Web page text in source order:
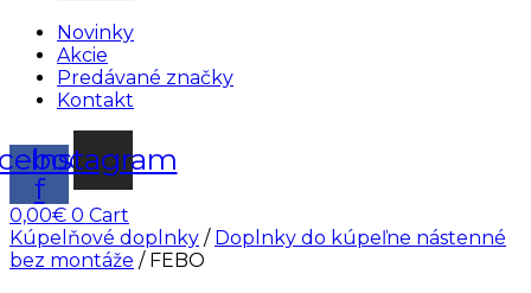
Novinky
Akcie
Predávané značky
Kontakt
f
Instagram
0,00€ 0 Cart
Kúpelňové doplnky / Doplnky do kúpeľne nástenné
bez montáže / FEBO